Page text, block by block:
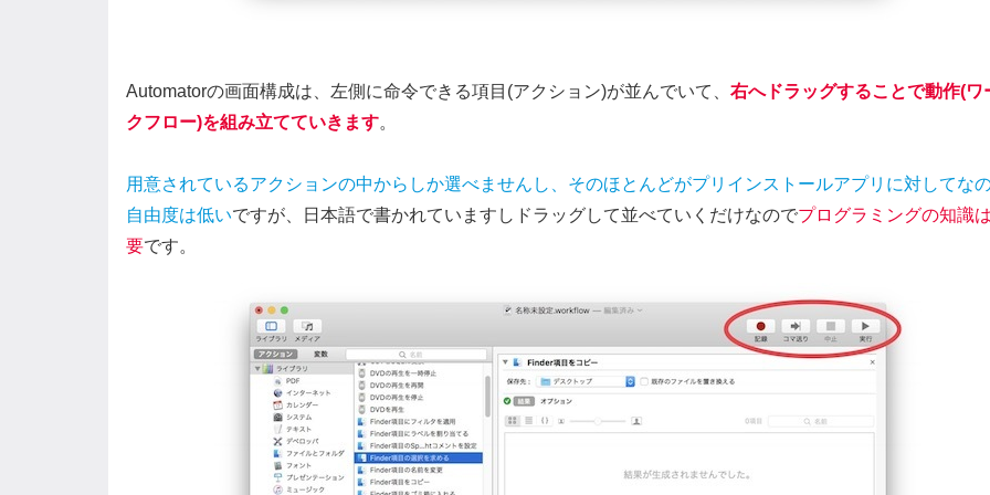
Automatorの画面構成は、左側に命令できる項目(アクション)が並んでいて、 右へドラッグすることで動作(ワ
クフロー)を組み立てていきます。
用意されているアクションの中からしか選べませんし、そのほとんどがプリインストールアプリに対してな
自由度は低いですが、日本語で書かれていますしドラッグして並べていくだけなのでプログラミングの知識
要です。